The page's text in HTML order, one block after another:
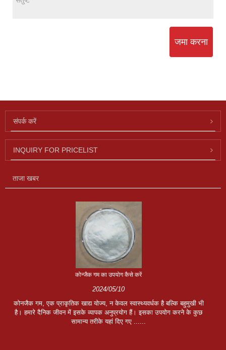
जमा करना
संपर्क करें
INQUIRY FOR PRICELIST
ताजा खबर
कोन्जैक गम का उपयोग कैसे करें
2024/05/10
कोनजैक गम, एक प्राकृतिक खाद्य योज्य, न केवल स्वास्थ्यवर्धक है बल्कि बहुमुखी भी
है। हमारे दैनिक जीवन में इसके व्यापक अनुप्रयोग हैं। इसका उपयोग करने के कुछ
सामान्य तरीके यहां दिए गए ......